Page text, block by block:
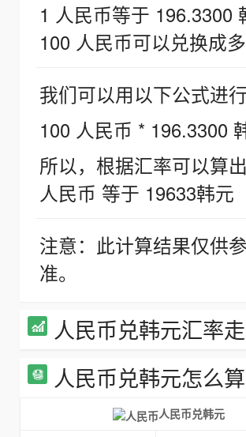
1 人民币等于 196.3300
100 人民币可以兑换成
我们可以用以下公式进行
100 人民币 * 196.3300
所以，根据汇率可以算
人民币 等于 19633韩元
注意：此计算结果仅供
准。
人民币兑韩元汇率
人民币兑韩元怎么算
人民币兑韩元